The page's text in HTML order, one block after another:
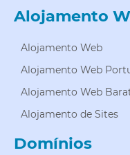
Alojamento
Alojamento Web
Alojamento Web
Alojamento Web
Alojamento de Sites
Domínios